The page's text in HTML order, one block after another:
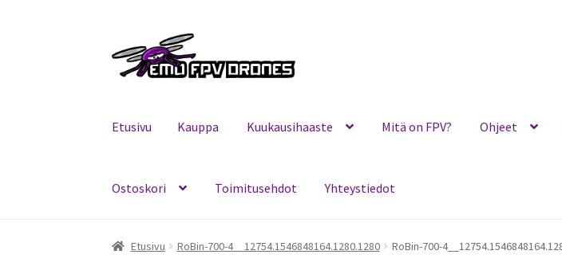
navigointiin
sisältöön
Etusivu Kauppa Kuukausihaaste Mitä on FPV? Ohjeet
Ostoskori Toimitusehdot Yhteystiedot
Etusivu Kauppa KuukausihaasteMitä on FPV? OhjeetOma tili Ostoskori
Etusivu RoBin-700-4__12754.1546848164.1280.1280 RoBin-700-